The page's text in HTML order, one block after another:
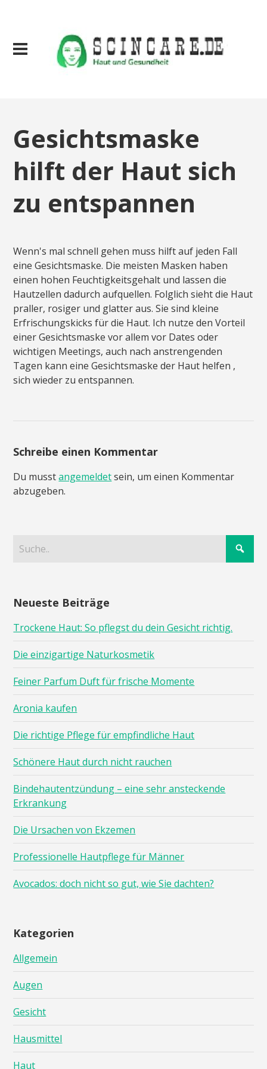
Gesichtsmaske
hilft der Haut sich
zu entspannen
Wenn's mal schnell gehen muss hilft auf jeden Fall
eine Gesichtsmaske. Die meisten Masken haben
einen hohen Feuchtigkeitsgehalt und lassen die
Hautzellen dadurch aufquellen. Folglich sieht die Haut
praller, rosiger und glatter aus. Sie sind kleine
Erfrischungskicks für die Haut. Ich nutze den Vorteil
einer Gesichtsmaske vor allem vor Dates oder
wichtigen Meetings, auch nach anstrengenden
Tagen kann eine Gesichtsmaske der Haut helfen ,
sich wieder zu entspannen.
Schreibe einen Kommentar
Du musstangemeldetsein, um einen Kommentar
abzugeben.
Neueste Beiträge
Trockene Haut: So pflegst du dein Gesicht richtig.
Die einzigartige Naturkosmetik
Feiner Parfum Duft für frische Momente
Aronia kaufen
Die richtige Pflege für empfindliche Haut
Schönere Haut durch nicht rauchen
Bindehautentzündung – eine sehr ansteckende
Erkrankung
Die Ursachen von Ekzemen
Professionelle Hautpflege für Männer
Avocados: doch nicht so gut, wie Sie dachten?
Kategorien
Allgemein
Augen
Gesicht
Hausmittel
Haut